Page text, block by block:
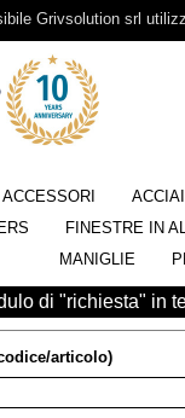
Grivsolution srl
ACCESSORI
FINESTRE IN
MANIGLIE
di "richiesta" in
articolo)